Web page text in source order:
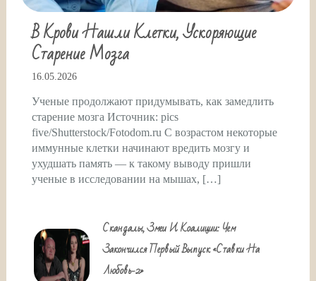
В Крови Нашли Клетки, Ускоряющие
Старение Мозга
16.05.2026
Ученые продолжают придумывать, как замедлить
старение мозга Источник: pics
five/Shutterstock/Fotodom.ru С возрастом некоторые
иммунные клетки начинают вредить мозгу и
ухудшать память — к такому выводу пришли
ученые в исследовании на мышах, […]
Скандалы, Змеи И Коалиции: Чем
Закончился Первый Выпуск «Ставки На
Любовь-2»